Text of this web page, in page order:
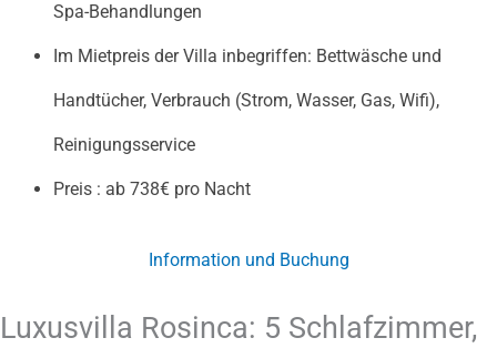
Spa-Behandlungen
Im Mietpreis der Villa inbegriffen: Bettwäsche und
Handtücher, Verbrauch (Strom, Wasser, Gas, Wifi),
Reinigungsservice
Preis : ab 738€ pro Nacht
Information und Buchung
Luxusvilla Rosinca: 5 Schlafzimmer,